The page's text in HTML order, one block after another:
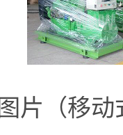
（移动